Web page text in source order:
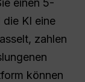
einen 5-
die KI eine
zahlen
können